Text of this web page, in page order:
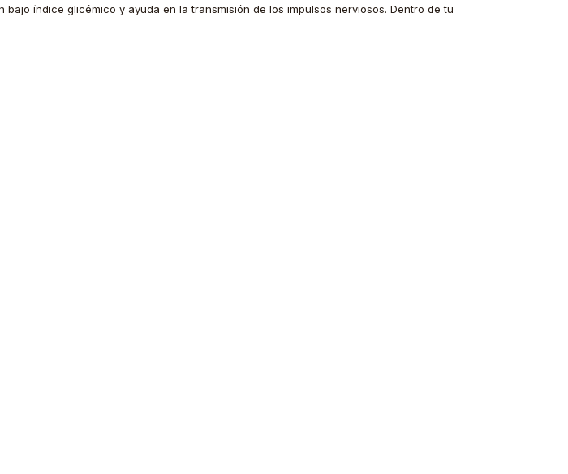
índice glicémico y ayuda en la transmisión de los impulsos nerviosos. Dentro de tu